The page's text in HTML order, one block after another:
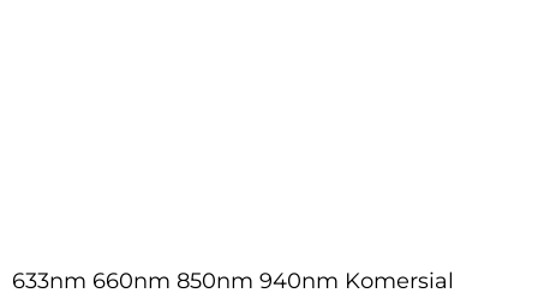
633nm 660nm 850nm 940nm Komersial